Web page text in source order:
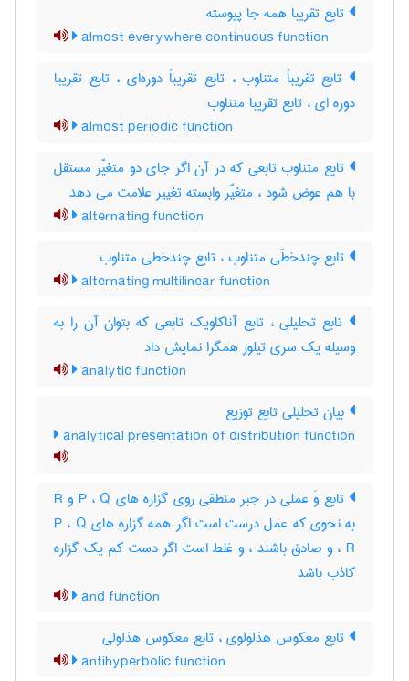
تابع تقریبا همه جا پیوسته
almost everywhere continuous function
تابع تقریباً متناوب ، تابع تقریباً دوره‌ای ، تابع تقریبا
دوره ای ، تابع تقریبا متناوب
almost periodic function
تابع متناوب تابعی که در آن اگر جای دو متغیّر مستقل
با هم عوض شود ، متغیّر وابسته تغییر علامت می دهد
alternating function
تابع چندخطّی متناوب ، تابع چندخطی متناوب
alternating multilinear function
تابع تحلیلی ، تابع آناکاویک تابعی که بتوان آن را به
وسیله یک سری تیلور همگرا نمایش داد
analytic function
بیان تحلیلی تابع توزیع
analytical presentation of distribution function
تابع وَ عملی در جبر منطقی روی گزاره های P ، Q و R
به نحوی که عمل درست است اگر همه گزاره های P ، Q
، R و صادق باشند ، و غلط است اگر دست کم یک گزاره
کاذب باشد
and function
تابع معکوس هذلولوی ، تابع معکوس هذلولی
antihyperbolic function